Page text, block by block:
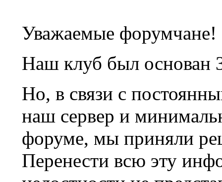
Уважаемые форумчане!
Наш клуб был основан
Но, в связи с
наш сервер и
форуме, мы приняли
Перенести всю эту